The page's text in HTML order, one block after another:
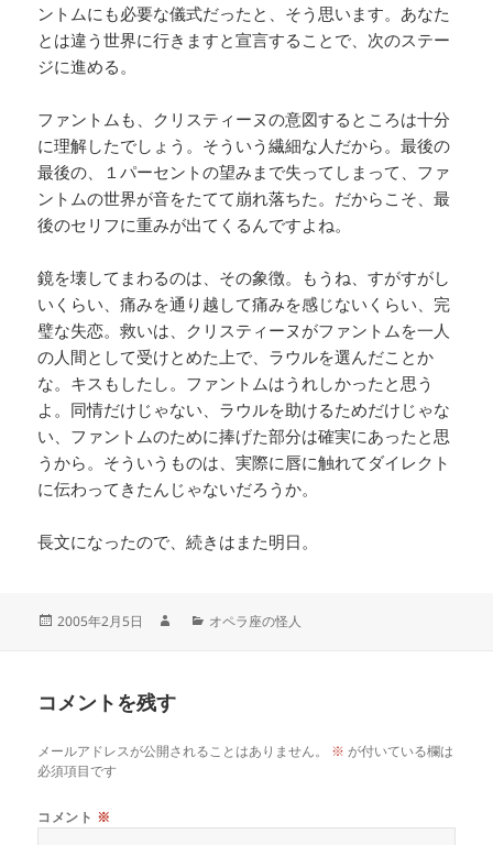
ントムにも必要な儀式だったと、そう思います。あなた
とは違う世界に行きますと宣言することで、次のステー
ジに進める。
ファントムも、クリスティーヌの意図するところは十分
に理解したでしょう。そういう繊細な人だから。最後の
最後の、１パーセントの望みまで失ってしまって、ファ
ントムの世界が音をたてて崩れ落ちた。だからこそ、最
後のセリフに重みが出てくるんですよね。
鏡を壊してまわるのは、その象徴。もうね、すがすがし
いくらい、痛みを通り越して痛みを感じないくらい、完
璧な失恋。救いは、クリスティーヌがファントムを一人
の人間として受けとめた上で、ラウルを選んだことか
な。キスもしたし。ファントムはうれしかったと思う
よ。同情だけじゃない、ラウルを助けるためだけじゃな
い、ファントムのために捧げた部分は確実にあったと思
うから。そういうものは、実際に唇に触れてダイレクト
に伝わってきたんじゃないだろうか。
長文になったので、続きはまた明日。
2005年2月5日 オペラ座の怪人
コメントを残す
メールアドレスが公開されることはありません。 ※ が付いている欄は
必須項目です
コメント ※